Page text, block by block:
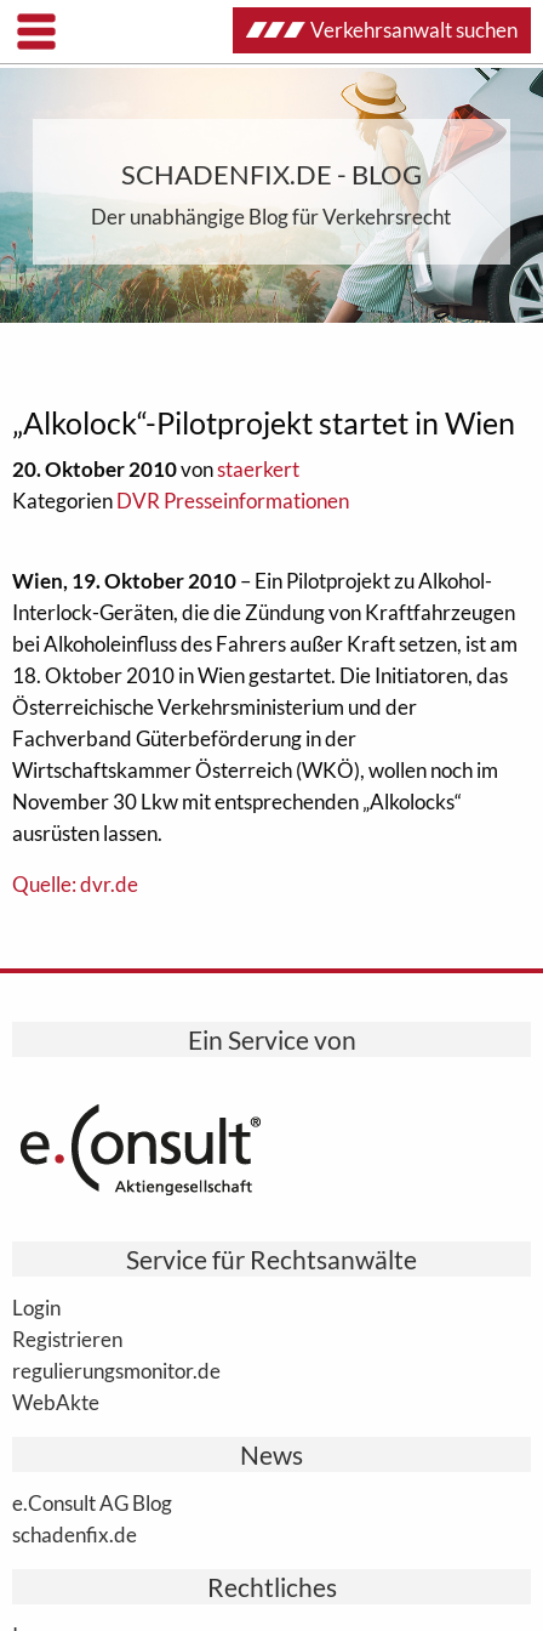
SCHADENFIX.DE - BLOG
Der unabhängige Blog für Verkehrsrecht
„Alkolock“-Pilotprojekt startet in Wien
20. Oktober 2010vonstaerkert
KategorienDVR Presseinformationen
Wien, 19. Oktober 2010– Ein Pilotprojekt zu Alkohol-
Interlock-Geräten, die die Zündung von Kraftfahrzeugen
bei Alkoholeinfluss des Fahrers außer Kraft setzen, ist am
18. Oktober 2010 in Wien gestartet. Die Initiatoren, das
Österreichische Verkehrsministerium und der
Fachverband Güterbeförderung in der
Wirtschaftskammer Österreich (WKÖ), wollen noch im
November 30 Lkw mit entsprechenden „Alkolocks“
ausrüsten lassen.
Quelle: dvr.de
Ein Service von
Service für Rechtsanwälte
Login
Registrieren
regulierungsmonitor.de
WebAkte
News
e.Consult AG Blog
schadenfix.de
Rechtliches
Verkehrsanwalt suchen